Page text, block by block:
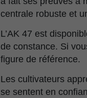
centrale robuste et
L’AK 47 est
de constance. Si
figure de référence.
Les cultivateurs
se sentent en